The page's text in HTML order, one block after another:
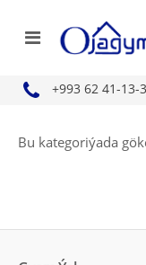
+993 62 41-13-
Bu kategoriýada